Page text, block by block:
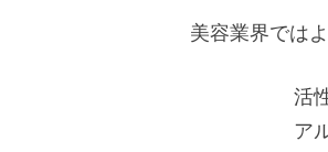
美容業界ではよ
活
ア